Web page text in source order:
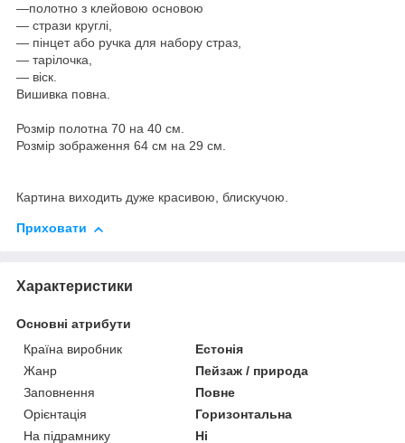
―полотно з клейовою основою
― стрази круглі,
— пінцет або ручка для набору страз,
— тарілочка,
— віск.
Вишивка повна.
Розмір полотна 70 на 40 см.
Розмір зображення 64 см на 29 см.
Картина виходить дуже красивою, блискучою.
Приховати
Характеристики
Основні атрибути
Країна виробник
Естонія
Жанр
Пейзаж / природа
Заповнення
Повне
Орієнтація
Горизонтальна
На підрамнику
Ні